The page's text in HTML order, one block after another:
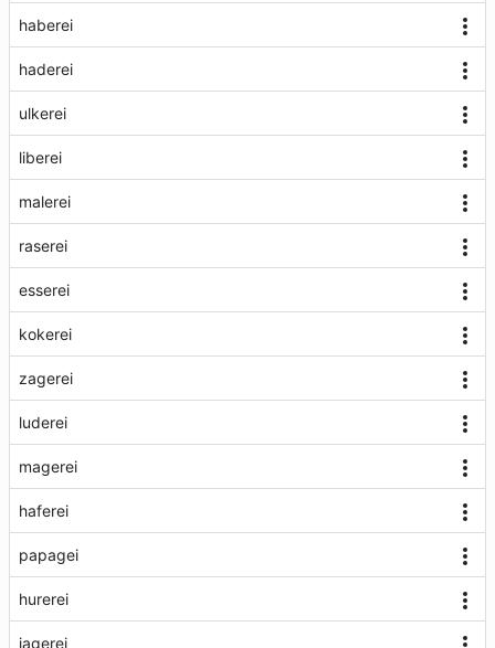
haberei
haderei
ulkerei
liberei
malerei
raserei
esserei
kokerei
zagerei
luderei
magerei
haferei
papagei
hurerei
jagerei